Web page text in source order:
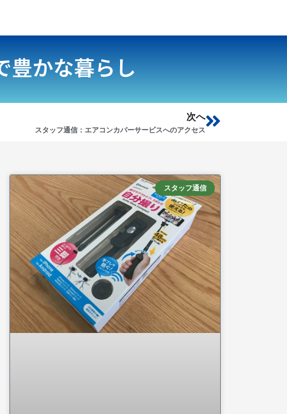
豊かな暮らし
次へ
スタッフ通信：エアコンカバーサービスへのアクセスNext
スタッフ通信